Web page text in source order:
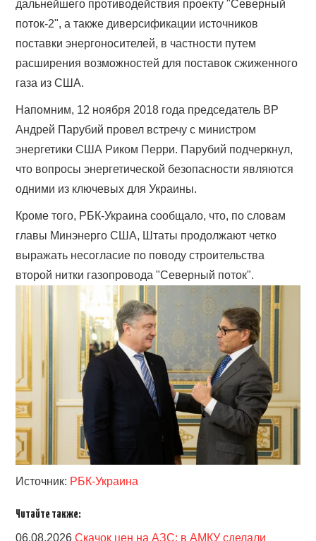
дальнейшего противодействия проекту "Северный
поток-2", а также диверсификации источников
поставки энергоносителей, в частности путем
расширения возможностей для поставок сжиженного
газа из США.
Напомним, 12 ноября 2018 года председатель ВР
Андрей Парубий провел встречу с министром
энергетики США Риком Перри. Парубий подчеркнул,
что вопросы энергетической безопасности являются
одними из ключевых для Украины.
Кроме того, РБК-Украина сообщало, что, по словам
главы Минэнерго США, Штаты продолжают четко
выражать несогласие по поводу строительства
второй нитки газопровода "Северный поток".
Источник: РБК-Украина
Читайте также:
06.08.2026Скачок цен на АЗС: в АМКУ сделали